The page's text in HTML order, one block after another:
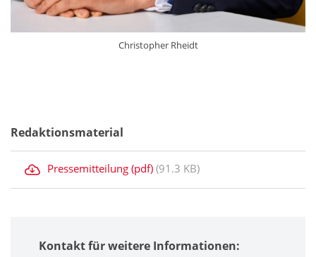
Christopher Rheidt
Redaktionsmaterial
Pressemitteilung (pdf) (91.3 KB)
Kontakt für weitere Informationen: